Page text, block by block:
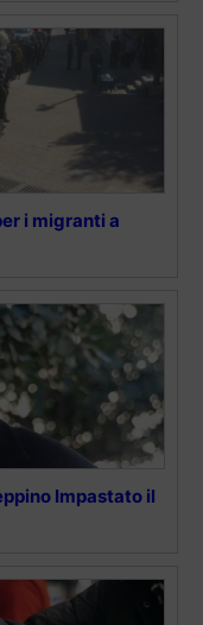
i migranti a
Impastato il